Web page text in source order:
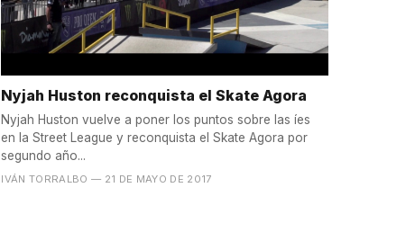
Nyjah Huston reconquista el Skate Agora
Nyjah Huston vuelve a poner los puntos sobre las íes
en la Street League y reconquista el Skate Agora por
segundo año...
IVÁN TORRALBO — 21 DE MAYO DE 2017